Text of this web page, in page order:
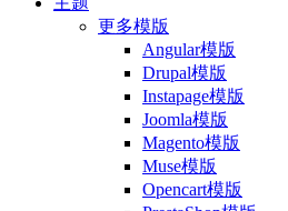
更多模版
Angular模版
Drupal模版
Instapage模版
Joomla模版
Magento模版
Muse模版
Opencart模版